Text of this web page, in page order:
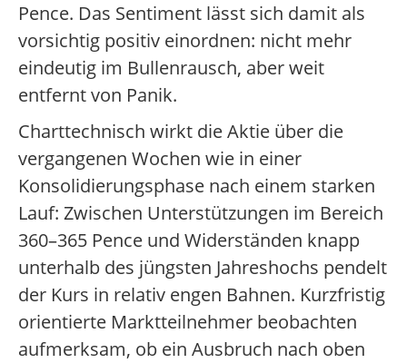
Pence. Das Sentiment lässt sich damit als
vorsichtig positiv einordnen: nicht mehr
eindeutig im Bullenrausch, aber weit
entfernt von Panik.
Charttechnisch wirkt die Aktie über die
vergangenen Wochen wie in einer
Konsolidierungsphase nach einem starken
Lauf: Zwischen Unterstützungen im Bereich
360–365 Pence und Widerständen knapp
unterhalb des jüngsten Jahreshochs pendelt
der Kurs in relativ engen Bahnen. Kurzfristig
orientierte Marktteilnehmer beobachten
aufmerksam, ob ein Ausbruch nach oben